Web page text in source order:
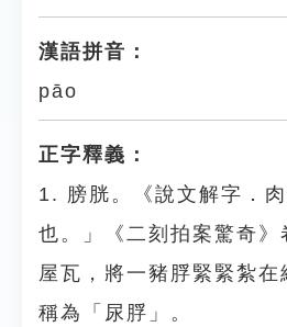
漢語拼音：
pāo
正字釋義：
1. 膀胱。《說文解字．
也。」《二刻拍案驚奇》
屋瓦，將一豬脬緊緊紮在
稱為「尿脬」。